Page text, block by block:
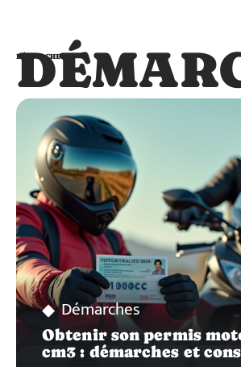
DÉMARCHES
Démarches
Obtenir son permis
cm3 : démarches et